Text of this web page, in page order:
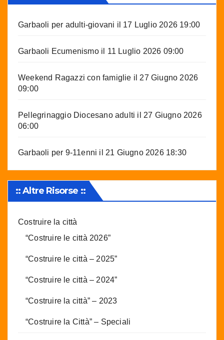
Garbaoli per adulti-giovani il 17 Luglio 2026 19:00
Garbaoli Ecumenismoil 11 Luglio 2026 09:00
Weekend Ragazzi con famiglie il 27 Giugno 2026
09:00
Pellegrinaggio Diocesano adulti il 27 Giugno 2026
06:00
Garbaoli per 9-11enni il 21 Giugno 2026 18:30
:: Altre Risorse ::
Costruire la città
“Costruire le città 2026”
“Costruire le città – 2025”
“Costruire le città – 2024”
“Costruire la città” – 2023
“Costruire la Città” – Speciali